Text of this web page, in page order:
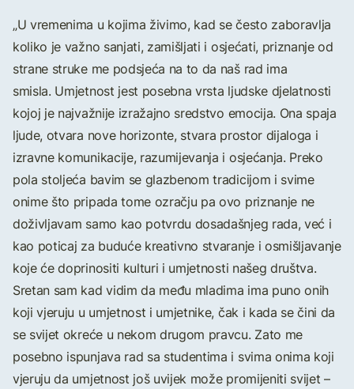
„U vremenima u kojima živimo, kad se često zaboravlja
koliko je važno sanjati, zamišljati i osjećati, priznanje od
strane struke me podsjeća na to da naš rad ima
smisla. Umjetnost jest posebna vrsta ljudske djelatnosti
kojoj je najvažnije izražajno sredstvo emocija. Ona spaja
ljude, otvara nove horizonte, stvara prostor dijaloga i
izravne komunikacije, razumijevanja i osjećanja. Preko
pola stoljeća bavim se glazbenom tradicijom i svime
onime što pripada tome ozračju pa ovo priznanje ne
doživljavam samo kao potvrdu dosadašnjeg rada, već i
kao poticaj za buduće kreativno stvaranje i osmišljavanje
koje će doprinositi kulturi i umjetnosti našeg društva.
Sretan sam kad vidim da među mladima ima puno onih
koji vjeruju u umjetnost i umjetnike, čak i kada se čini da
se svijet okreće u nekom drugom pravcu. Zato me
posebno ispunjava rad sa studentima i svima onima koji
vjeruju da umjetnost još uvijek može promijeniti svijet –